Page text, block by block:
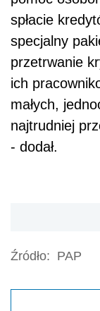
spłacie
specjalny
przetrwanie
ich
małych,
najtrudniej
- dodał.
Źródło: PAP